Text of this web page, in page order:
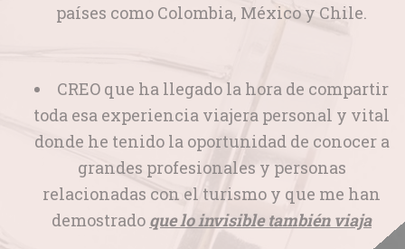
países como Colombia, México y Chile.
CREO que ha llegado la hora de compartir
toda esa experiencia viajera personal y vital
donde he tenido la oportunidad de conocer a
grandes profesionales y personas
relacionadas con el turismo y que me han
demostrado que loinvisible también viaja